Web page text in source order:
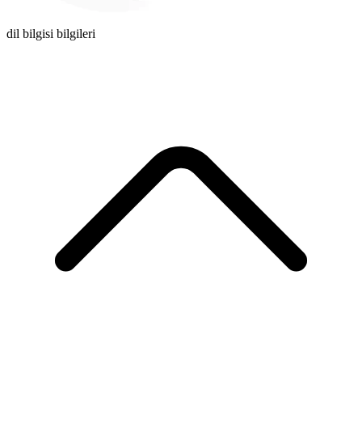
dil bilgisi bilgileri